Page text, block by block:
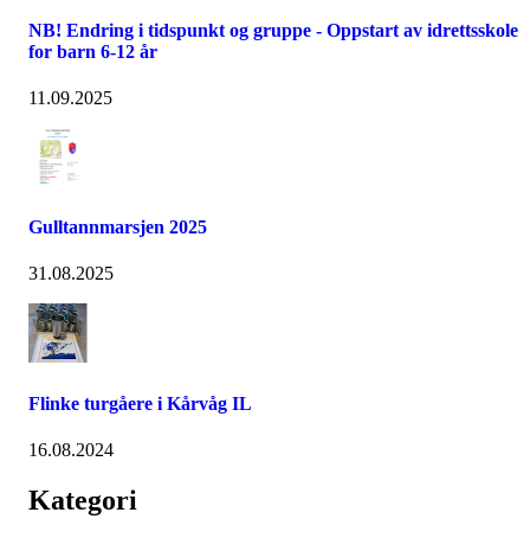
NB! Endring i tidspunkt og gruppe - Oppstart av idrettsskole
for barn 6-12 år
11.09.2025
Gulltannmarsjen 2025
31.08.2025
Flinke turgåere i Kårvåg IL
16.08.2024
Kategori